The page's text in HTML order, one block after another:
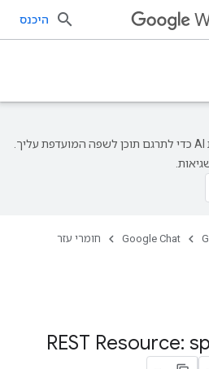
היכנס
‫Google משתמשת בטכנולוגיית AI כדי לתרגם תוכן לשפה המועדפת עליך.
Google Chat חומרי עזר
REST Resource: